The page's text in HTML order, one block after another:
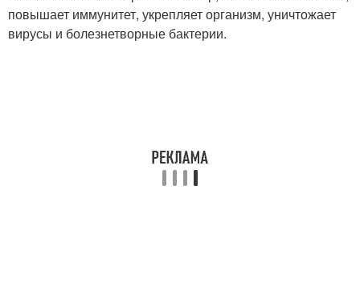
повышает иммунитет, укрепляет организм, уничтожает
вирусы и болезнетворные бактерии.